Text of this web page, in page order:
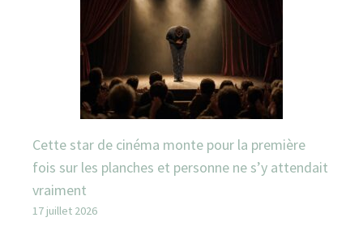
Cette star de cinéma monte pour la première
fois sur les planches et personne ne s’y attendait
vraiment
17 juillet 2026